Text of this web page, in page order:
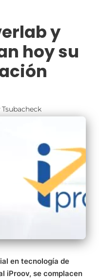
y
hoy su
Tsubacheck
en tecnología de
iProov, se complacen